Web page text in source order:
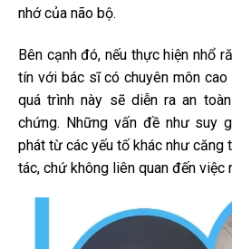
nhớ của não bộ.
Bên cạnh đó, nếu thực hiện nhổ
tín với bác sĩ có chuyên môn
quá trình này sẽ diễn ra an
chứng. Những vấn đề như suy
phát từ các yếu tố khác như căng
tác, chứ không liên quan đến việc